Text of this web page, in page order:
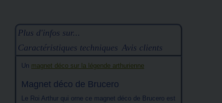
Plus d'infos sur...
Caractéristiques techniques Avis clients
Un magnet déco sur la légende arthurienne
Magnet déco de Brucero
Le Roi Arthur qui orne ce magnet déco de Brucero est